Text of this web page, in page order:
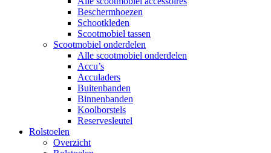
Beschermhoezen
Schootkleden
Scootmobiel tassen
Scootmobiel onderdelen
Alle scootmobiel onderdelen
Accu’s
Acculaders
Buitenbanden
Binnenbanden
Koolborstels
Reservesleutel
Rolstoelen
Overzicht